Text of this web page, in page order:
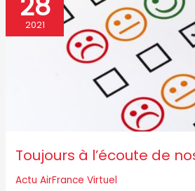
2021
Toujours à l’écoute de
Actu AirFrance Virtuel
à
l’écoute